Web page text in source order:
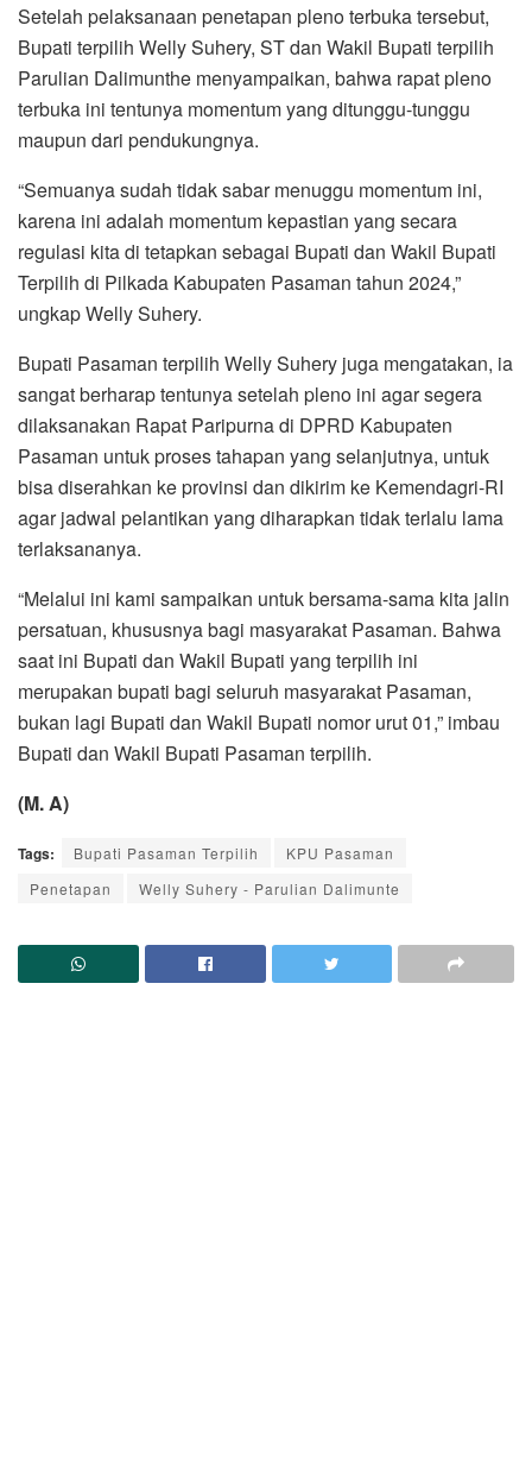
Setelah pelaksanaan penetapan pleno terbuka tersebut,
Bupati terpilih Welly Suhery, ST dan Wakil Bupati terpilih
Parulian Dalimunthe menyampaikan, bahwa rapat pleno
terbuka ini tentunya momentum yang ditunggu-tunggu
maupun dari pendukungnya.
“Semuanya sudah tidak sabar menuggu momentum ini,
karena ini adalah momentum kepastian yang secara
regulasi kita di tetapkan sebagai Bupati dan Wakil Bupati
Terpilih di Pilkada Kabupaten Pasaman tahun 2024,”
ungkap Welly Suhery.
Bupati Pasaman terpilih Welly Suhery juga mengatakan, ia
sangat berharap tentunya setelah pleno ini agar segera
dilaksanakan Rapat Paripurna di DPRD Kabupaten
Pasaman untuk proses tahapan yang selanjutnya, untuk
bisa diserahkan ke provinsi dan dikirim ke Kemendagri-RI
agar jadwal pelantikan yang diharapkan tidak terlalu lama
terlaksananya.
“Melalui ini kami sampaikan untuk bersama-sama kita jalin
persatuan, khususnya bagi masyarakat Pasaman. Bahwa
saat ini Bupati dan Wakil Bupati yang terpilih ini
merupakan bupati bagi seluruh masyarakat Pasaman,
bukan lagi Bupati dan Wakil Bupati nomor urut 01,” imbau
Bupati dan Wakil Bupati Pasaman terpilih.
(M. A)
Tags: Bupati Pasaman Terpilih
KPU Pasaman
Penetapan
Welly Suhery - Parulian Dalimunte